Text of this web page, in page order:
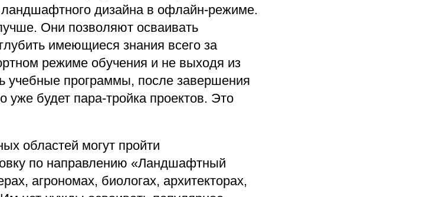
дизайна в офлайн-режиме.
Они позволяют осваивать
имеющиеся знания всего за
режиме обучения и не выходя из
учебные программы, после завершения
будет пара-тройка проектов. Это
областей могут пройти
по направлению «Ландшафтный
агрономах, биологах, архитекторах,